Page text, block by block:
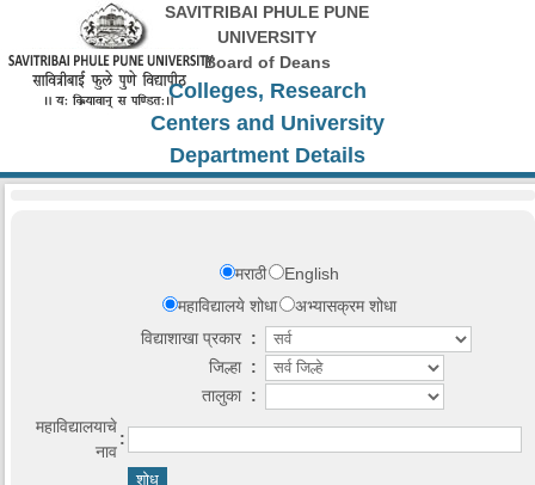
SAVITRIBAI PHULE PUNE
UNIVERSITY
Board of Deans
Colleges, Research
Centers and University
Department Details
मराठी
English
महाविद्यालये शोधा
अभ्यासक्रम शोधा
विद्याशाखा प्रकार :
जिल्हा :
तालुका :
महाविद्यालयाचे
नाव
: